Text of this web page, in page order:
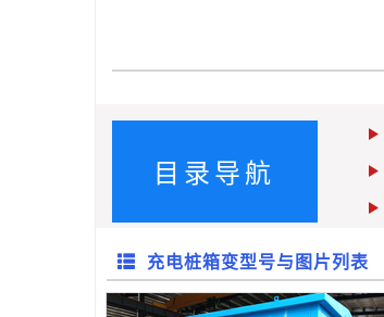
目录导航
充电桩箱变型号与图片列表